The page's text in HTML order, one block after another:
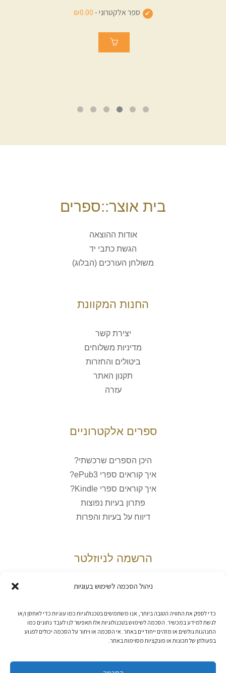
ניהול הסכמה לשימוש בעוגיות
כדי לספק את החוויה הטובה ביותר, אנו משתמשים בטכנולוגיות כמו עוגיות כדי לאחסן ו/או
לגשת למידע במכשיר. הסכמה לשימוש בטכנולוגיות אלו תאפשר לנו לעבד נתונים כמו
התנהגות גולשים או מזהים ייחודיים באתר. אי הסכמה או ויתור על הסכמה יכולים לפגוע
בפעולתן של תכונות או פונקציות מסוימות באתר.
ספר אלקטרוני -₪42.00
בית אוצר::ספרים
אודות ההוצאה
הגשת כתבי יד
משולחן העורכים (הבלוג)
החנות המקוונת
יצירת קשר
מדיניות משלוחים
ביטולים והחזרות
תקנון האתר
עזרה
ספרים אלקטרוניים
היכן הספרים שרכשתי?
איך קוראים ספרי ePub3?
איך קוראים ספרי Kindle?
פתרון בעיות נפוצות
דיווח על בעיות והפרות
הרשמה לניוזלטר